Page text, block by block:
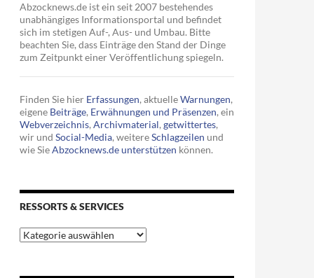
Abzocknews.de ist ein seit 2007 bestehendes
unabhängiges Informationsportal und befindet
sich im stetigen Auf-, Aus- und Umbau. Bitte
beachten Sie, dass Einträge den Stand der Dinge
zum Zeitpunkt einer Veröffentlichung spiegeln.
Finden Sie hier Erfassungen, aktuelleWarnungen,
eigene Beiträge, Erwähnungen und Präsenzen, ein
Webverzeichnis, Archivmaterial, getwittertes,
wir und Social-Media, weitereSchlagzeilen und
wie SieAbzocknews.de unterstützen können.
RESSORTS & SERVICES
Ressorts
&